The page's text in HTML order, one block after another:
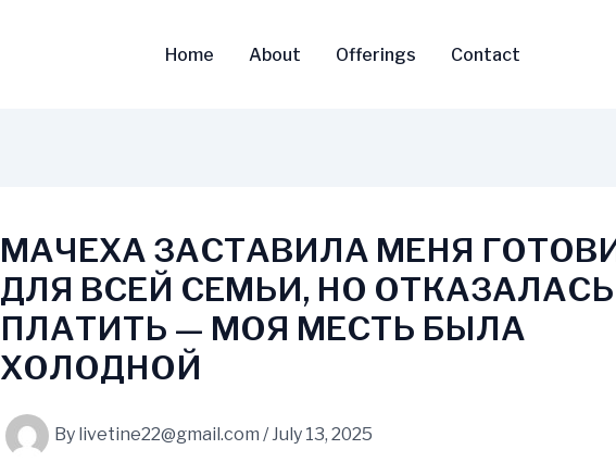
Home About Offerings Contact
МАЧЕХА ЗАСТАВИЛА МЕНЯ
ДЛЯ ВСЕЙ СЕМЬИ, НО ОТКАЗАЛАСЬ
ПЛАТИТЬ — МОЯ МЕСТЬ БЫЛА
ХОЛОДНОЙ
By livetine22@gmail.com /July 13, 2025